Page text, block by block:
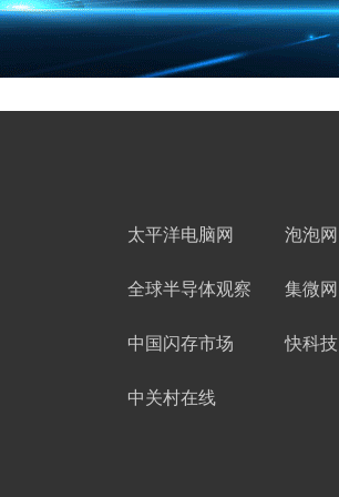
太平洋电脑网 泡泡网
全球半导体观察 集微网
中国闪存市场 快科技
中关村在线